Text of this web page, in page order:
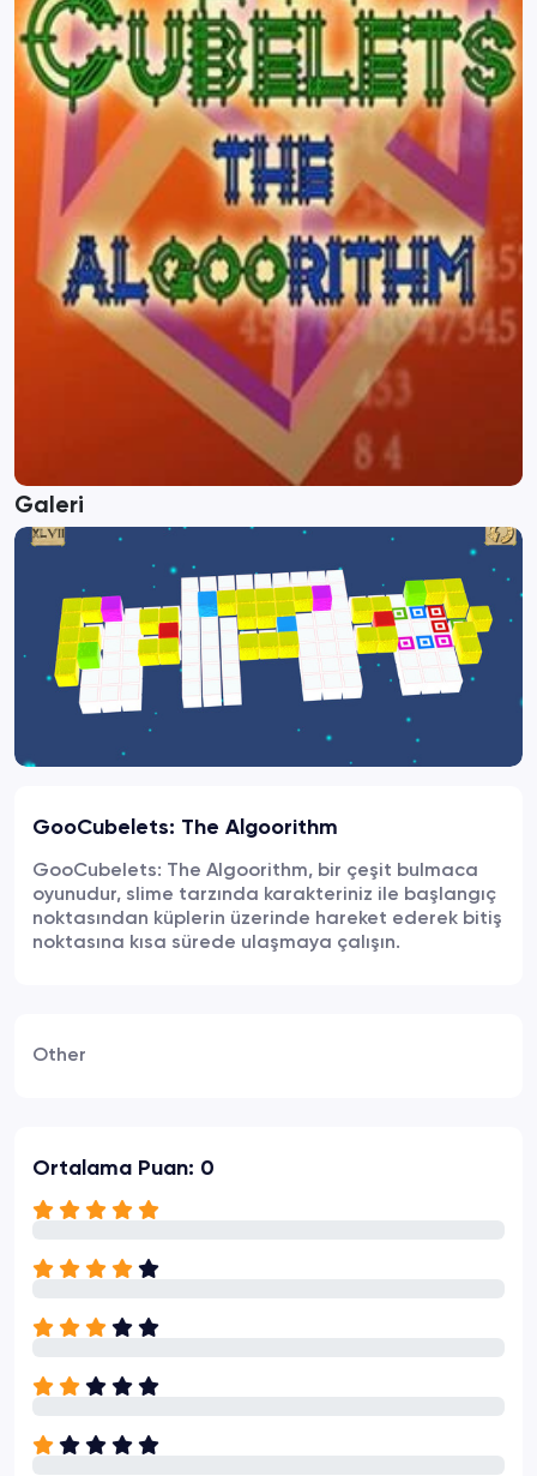
Galeri
GooCubelets: The Algoorithm
GooCubelets: The Algoorithm, bir çeşit bulmaca
oyunudur, slime tarzında karakteriniz ile başlangıç
noktasından küplerin üzerinde hareket ederek bitiş
noktasına kısa sürede ulaşmaya çalışın.
Other
Ortalama Puan: 0